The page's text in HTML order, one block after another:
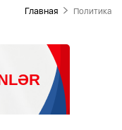
Главная Политика